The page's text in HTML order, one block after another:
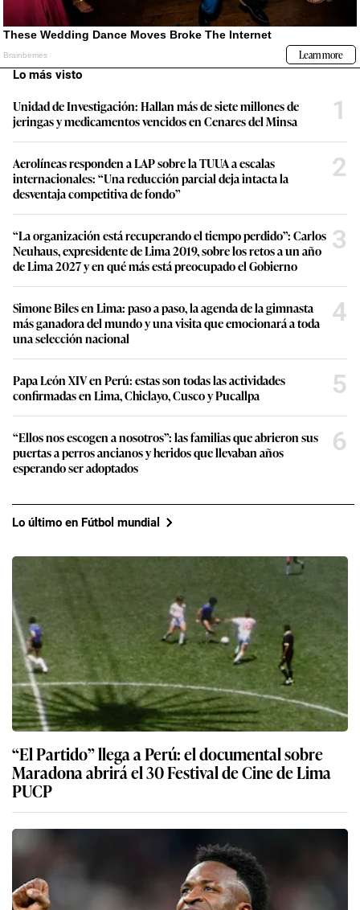
Lo más visto
Unidad de Investigación: Hallan más de siete millones de
jeringas y medicamentos vencidos en Cenares del Minsa
1
Aerolíneas responden a LAP sobre la TUUA a escalas
internacionales: “Una reducción parcial deja intacta la
desventaja competitiva de fondo”
2
“La organización está recuperando el tiempo perdido”: Carlos
Neuhaus, expresidente de Lima 2019, sobre los retos a un año
de Lima 2027 y en qué más está preocupado el Gobierno
3
Simone Biles en Lima: paso a paso, la agenda de la gimnasta
más ganadora del mundo y una visita que emocionará a toda
una selección nacional
4
Papa León XIV en Perú: estas son todas las actividades
confirmadas en Lima, Chiclayo, Cusco y Pucallpa
5
“Ellos nos escogen a nosotros”: las familias que abrieron sus
puertas a perros ancianos y heridos que llevaban años
esperando ser adoptados
6
Lo último en Fútbol mundial
“El Partido” llega a Perú: el documental sobre
Maradona abrirá el 30 Festival de Cine de Lima
PUCP